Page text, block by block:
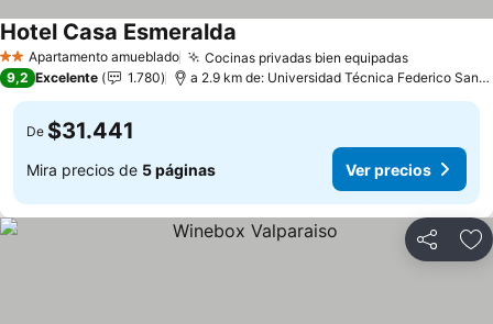
2 EstrellasApartamento amueblado Cocinas privadas bien equipadas
Hotel Casa Esmeralda
9,2 Excelente 1.780 a 2.9 km de: Universidad Técnica Federico Santa María
De $31.441
Mira precios de 5 páginas Ver precios
Compartir